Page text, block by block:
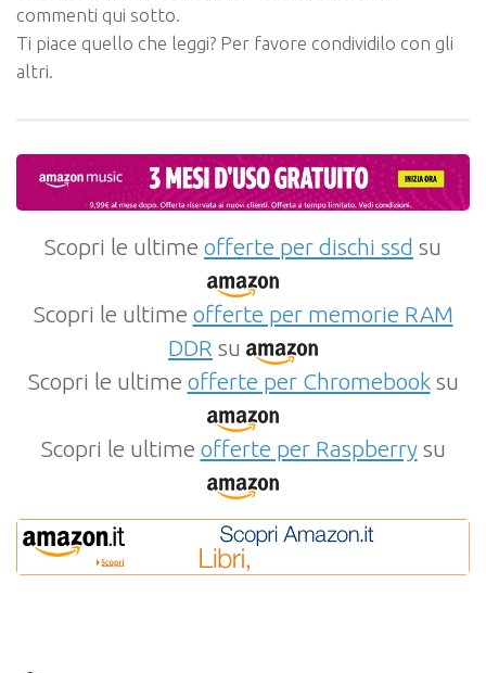
commenti qui sotto.
Ti piace quello che leggi? Per favore condividilo con gli
altri.
Scopri le ultime offerte per dischi ssd su
Scopri le ultime offerte per memorie RAM
DDR su
Scopri le ultime offerte per Chromebooksu
Scopri le ultime offerte per Raspberrysu